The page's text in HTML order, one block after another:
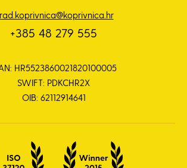
+385 48 279 555
HR5523860021820100005
SWIFT: PDKCHR2X
OIB: 62112914641